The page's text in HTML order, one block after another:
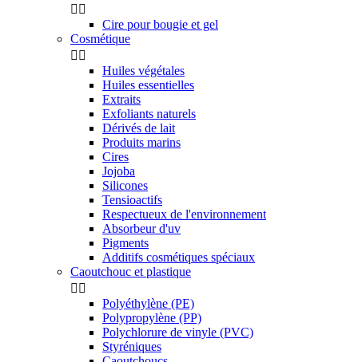
 
Cire pour bougie et gel
Cosmétique
 
Huiles végétales
Huiles essentielles
Extraits
Exfoliants naturels
Dérivés de lait
Produits marins
Cires
Jojoba
Silicones
Tensioactifs
Respectueux de l'environnement
Absorbeur d'uv
Pigments
Additifs cosmétiques spéciaux
Caoutchouc et plastique
 
Polyéthylène (PE)
Polypropylène (PP)
Polychlorure de vinyle (PVC)
Styréniques